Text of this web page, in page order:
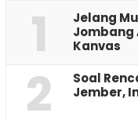
1
Jelang
Jombang
Kanvas
2
‎Soal
Jember,